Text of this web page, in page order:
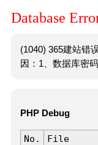
Database
(1040) 365建站错
因：1、数据库密
PHP Debug
No. File